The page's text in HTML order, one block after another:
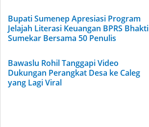
Bupati Sumenep Apresiasi Program
Jelajah Literasi Keuangan BPRS Bhakti
Sumekar Bersama 50 Penulis
Bawaslu Rohil Tanggapi Video
Dukungan Perangkat Desa ke Caleg
yang Lagi Viral